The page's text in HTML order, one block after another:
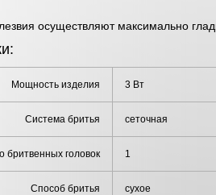
осуществляют максимально
Мощность изделия 3 Вт
Система бритья сеточная
бритвенных головок 1
Способ бритья сухое